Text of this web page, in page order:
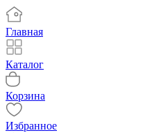
Главная
Каталог
Корзина
Избранное